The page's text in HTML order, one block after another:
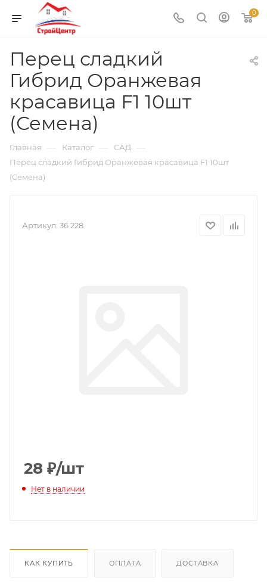
0
Перец сладкий
Гибрид Оранжевая
красавица F1 10шт
(Семена)
Главная — Каталог — САД —
Перец сладкий Гибрид Оранжевая красавица F1 10шт
(Семена)
Артикул: 36 228
28 ₽/шт
Нет в наличии
КАК КУПИТЬ ОПЛАТА ДОСТАВКА